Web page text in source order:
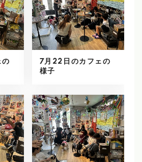
7月22日のカフェの
様子